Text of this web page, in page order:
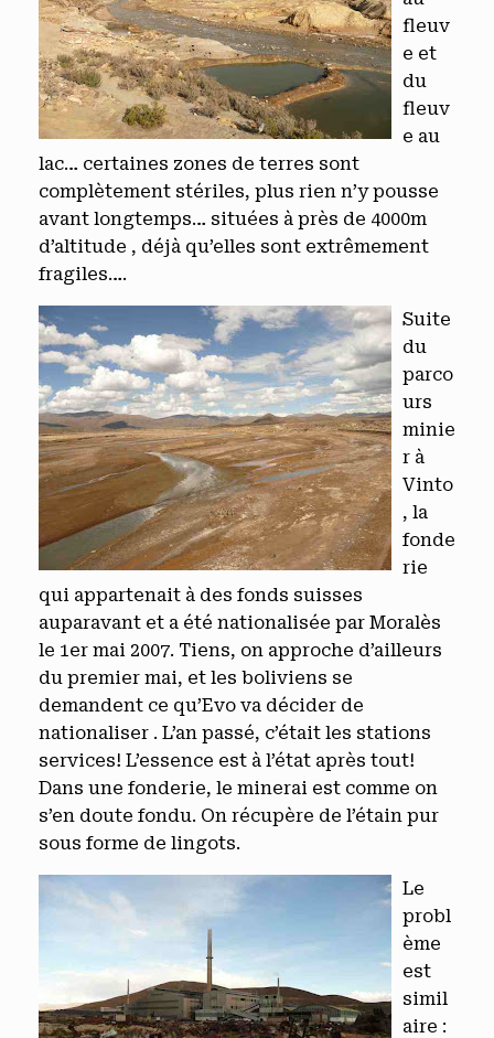
fleuv
e et
du
fleuv
e au
lac… certaines zones de terres sont
complètement stériles, plus rien n’y pousse
avant longtemps… situées à près de 4000m
d’altitude , déjà qu’elles sont extrêmement
fragiles….
Suite
du
parco
urs
minie
r à
Vinto
, la
fonde
rie
qui appartenait à des fonds suisses
auparavant et a été nationalisée par Moralès
le 1er mai 2007. Tiens, on approche d’ailleurs
du premier mai, et les boliviens se
demandent ce qu’Evo va décider de
nationaliser . L’an passé, c’était les stations
services! L’essence est à l’état après tout!
Dans une fonderie, le minerai est comme on
s’en doute fondu. On récupère de l’étain pur
sous forme de lingots.
Le
probl
ème
est
simil
aire :